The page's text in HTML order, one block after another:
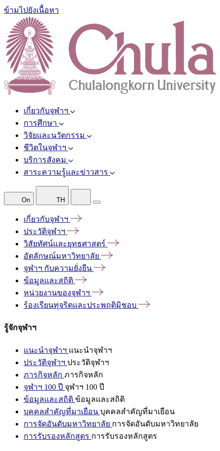
ข้ามไปยังเนื้อหา
เกี่ยวกับจุฬาฯ
การศึกษา
วิจัยและนวัตกรรม
ชีวิตในจุฬาฯ
บริการสังคม
สาระความรู้และข่าวสาร
On TH
เกี่ยวกับจุฬาฯ
ประวัติจุฬาฯ
วิสัยทัศน์และยุทธศาสตร์
อัตลักษณ์มหาวิทยาลัย
จุฬาฯ กับความยั่งยืน
ข้อมูลและสถิติ
หน่วยงานของจุฬาฯ
ร้องเรียนทุจริตและประพฤติมิชอบ
รู้จักจุฬาฯ
แนะนำจุฬาฯ แนะนำจุฬาฯ
ประวัติจุฬาฯ ประวัติจุฬาฯ
ภารกิจหลัก ภารกิจหลัก
จุฬาฯ 100 ปี จุฬาฯ 100 ปี
ข้อมูลและสถิติ ข้อมูลและสถิติ
บุคคลสำคัญที่มาเยือน บุคคลสำคัญที่มาเยือน
การจัดอันดับมหาวิทยาลัย การจัดอันดับมหาวิทยาลัย
การรับรองหลักสูตร การรับรองหลักสูตร